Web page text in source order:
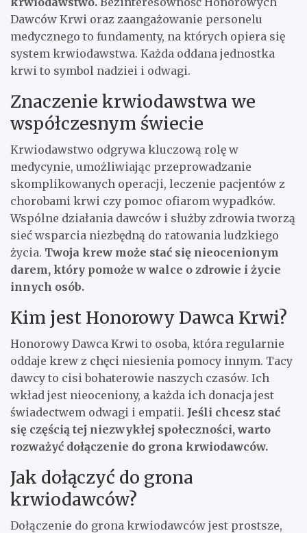
Dawców Krwi oraz zaangażowanie personelu
medycznego to fundamenty, na których opiera się
system krwiodawstwa. Każda oddana jednostka
krwi to symbol nadziei i odwagi.
Znaczenie krwiodawstwa we
współczesnym świecie
Krwiodawstwo odgrywa kluczową rolę w
medycynie, umożliwiając przeprowadzanie
skomplikowanych operacji, leczenie pacjentów z
chorobami krwi czy pomoc ofiarom wypadków.
Wspólne działania dawców i służby zdrowia tworzą
sieć wsparcia niezbędną do ratowania ludzkiego
życia. Twoja krew może stać się nieocenionym
darem, który pomoże w walce o zdrowie i życie
innych osób.
Kim jest Honorowy Dawca Krwi?
Honorowy Dawca Krwi to osoba, która regularnie
oddaje krew z chęci niesienia pomocy innym. Tacy
dawcy to cisi bohaterowie naszych czasów. Ich
wkład jest nieoceniony, a każda ich donacja jest
świadectwem odwagi i empatii. Jeśli chcesz stać
się częścią tej niezwykłej społeczności, warto
rozważyć dołączenie do grona krwiodawców.
Jak dołączyć do grona
krwiodawców?
Dołączenie do grona krwiodawców jest prostsze,